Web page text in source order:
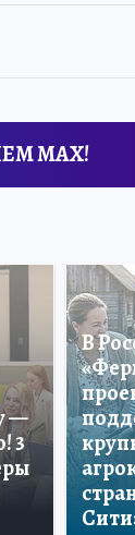
MAX!
—
3
В